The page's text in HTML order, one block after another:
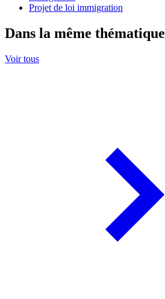
Projet de loi immigration
Dans la même thématique
Voir tous